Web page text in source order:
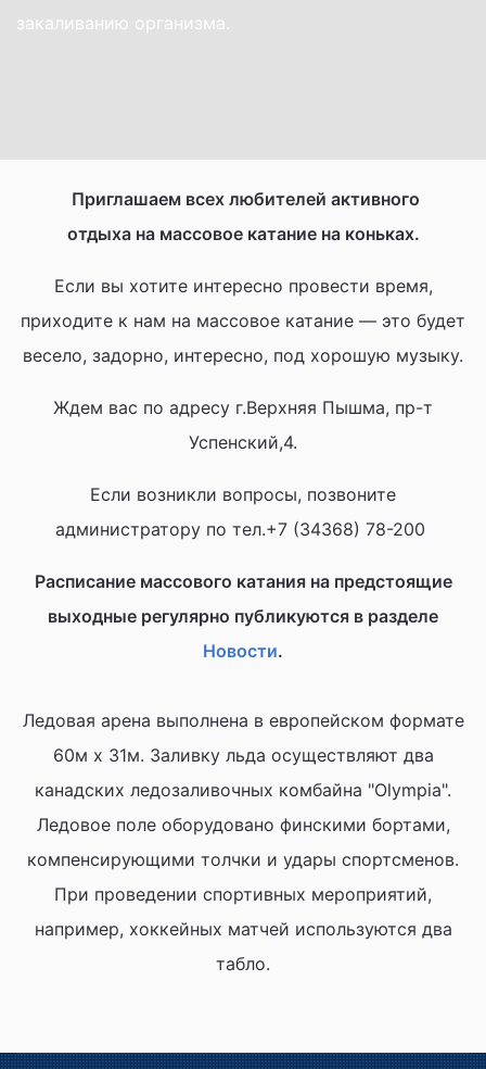
закаливанию организма.
Приглашаем всех любителей активного
отдыха на массовое катание на коньках.
Если вы хотите интересно провести время,
приходите к нам на массовое катание — это будет
весело, задорно, интересно, под хорошую музыку.
Ждем вас по адресу г.Верхняя Пышма, пр-т
Успенский,4.
Если возникли вопросы, позвоните
администратору по тел.+7 (34368) 78-200
Расписание массового катания на предстоящие
выходные регулярно публикуются в разделе
Новости.
Ледовая арена выполнена в европейском формате
60м х 31м. Заливку льда осуществляют два
канадских ледозаливочных комбайна "Olympia".
Ледовое поле оборудовано финскими бортами,
компенсирующими толчки и удары спортсменов.
При проведении спортивных мероприятий,
например, хоккейных матчей используются два
табло.